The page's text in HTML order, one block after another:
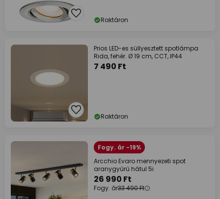
Raktáron
Prios LED-es süllyesztett spotlámpa
Rida, fehér. Ø 19 cm, CCT, IP44
7 490 Ft
Raktáron
Fogy. ár -19%
Arcchio Evaro mennyezeti spot
aranygyűrű hátul 5i
26 990 Ft
Fogy. ár33 490 Ft